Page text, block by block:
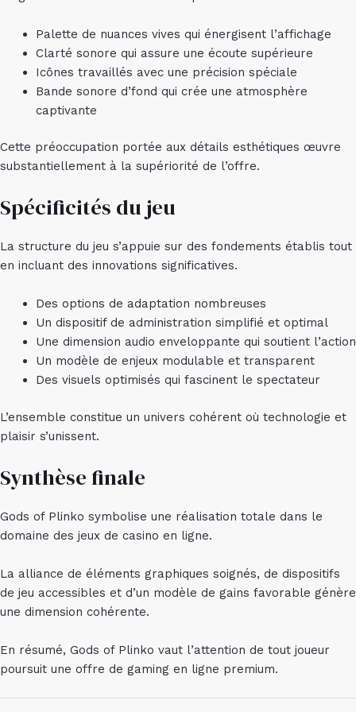
Palette de nuances vives qui énergisent l’affichage
Clarté sonore qui assure une écoute supérieure
Icônes travaillés avec une précision spéciale
Bande sonore d’fond qui crée une atmosphère
captivante
Cette préoccupation portée aux détails esthétiques œuvre
substantiellement à la supériorité de l’offre.
Spécificités du jeu
La structure du jeu s’appuie sur des fondements établis tout
en incluant des innovations significatives.
Des options de adaptation nombreuses
Un dispositif de administration simplifié et optimal
Une dimension audio enveloppante qui soutient l’action
Un modèle de enjeux modulable et transparent
Des visuels optimisés qui fascinent le spectateur
L’ensemble constitue un univers cohérent où technologie et
plaisir s’unissent.
Synthèse finale
Gods of Plinko symbolise une réalisation totale dans le
domaine des jeux de casino en ligne.
La alliance de éléments graphiques soignés, de dispositifs
de jeu accessibles et d’un modèle de gains favorable génère
une dimension cohérente.
En résumé, Gods of Plinko vaut l’attention de tout joueur
poursuit une offre de gaming en ligne premium.